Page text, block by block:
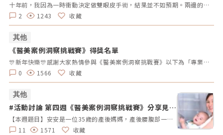
十年前，我因為一時衝動決定做雙眼皮手術，結果並不如預期。兩邊的效果不對稱，一邊提了眼肌，一邊沒有。當時醫生說割寬一點會比較好看，但十年過去了，腫脹雖然消了，可是眼皮開始下垂，又讓我動了重修的念頭。但每次想到重修的風險、可能的失敗，以及花費，我就遲遲不敢行動。尤其看到一些人分享重修失敗的經驗，真的讓人害怕。現在的我，既想改善，又擔心失敗後會更加自卑。我很好奇，有沒有其他人也曾經面臨過類似的困擾？是什麼讓你們猶豫不決？是風險、費用，還是其他原因？這樣的修改方式更為自然，邀請大家分享自己的經歷和想法，而不是直接要求他們回答特定的問題。這樣可以讓討論更為自由和友好。
2
1243 收藏
其他
《醫美案例洞察挑戰賽》得獎名單
🎊新年快樂🎊感謝大家熱情參與《醫美案例洞察挑戰賽》以下為「專業評論獎得獎名單」、「活躍參與獎得獎者」及 「推薦好友獲獎者」！獎項將於 02/10（一）前陸續發放，請得獎者耐心等待小編通知💌還沒加入醫美圈圈官方LINE的朋友，記得趕快加入哦💖「點我加入醫美圈圈官方LINE」📢未來我們將舉辦更多有趣的活動，請持續關注，和我們一起探索醫美新知，解鎖更多驚喜獎勵✨ 專業評論獎《7-11購物金50元》 第一週得獎者 第二週得獎者 第三週得獎者 第四週得獎者 五 Timmy Cai 仁者 秦先生 Alita patty Er Yu 昱慧 Jenny T 仁者 秦先生 Er Yu Er Yu Er Yu Jenny T 仁者 仁者 秦先生 Alita Alita 秦先生 fff 小玲 Benson fff Lynnn Iris H MK 五 Jenny T fff 軒軒 軒軒 Chaowei Lynnn Jenny T Lynnn Alita Kimiko 活躍參與獎得獎者《7-11購物金100元》 仁者 Er Yu 秦先生 Alita 小玲 Jenny T Lynnn fff 推薦好友得獎者 獲得獎勵 仁者 LINE Points 10 點數 軒軒 LINE Points 5 點數 Chaowei LINE Points 10 點數
0
1566 收藏
其他
#活動討論 第四週《醫美案例洞察挑戰賽》分享見解
拿好禮
【本週題目】安安是一位35歲的產後媽媽，產後腰腹部一直瘦不回去，她希望透過非侵入性的療程讓曲線回到產前的狀態。由於對疼痛較為敏感，她希望能選擇舒適度高的療程。請大家幫安安媽咪推薦適合的療程，幫助她輕鬆找回青春緊緻的身材線條。【本週活動時間】01 / 27（一）AM09:00 - 02 / 02（日） PM23:59【活動獎勵】 專業評論獎《7-11購物金50元》抽10名會員 推薦好友留言送《LINE Points 5點數》每人推薦好友上限2人【活動方式】 活動期間每週一AM09:00將在在討論區發布一個模擬的醫美案例。案例包含患者的需求、問題描述。會員需根據案例情境進行分析，並針對該案例提供建議或解決方案。可以提出不同的治療選項、分析治療結果，或者分享相關經驗。每位會員的回應需具體、實用。 官方將根據會員的回應品質來優先評選出「專業評論獎」，這些留言者將優先納入抽獎範圍，以提升其被抽中的機會。留言中若包含分析、建議或醫美知識等。 避免重複、抄襲回覆其他參與者，或發表與前後留言無關的內容。如「同意」、「好棒」等，將不計入抽獎資格。 當週活動的留言截止時間為每週日 23:59。經核對符合活動規範的留言後，將於2025 / 02 / 03（一）統一抽出每週 10 名幸運得主，並另在討論區公布得獎名單。 乙組會員帳號於當週活動僅限留言乙次。 會員連續4週參與《醫美案例洞察》活動者，將有額外抽「活躍參與獎」的機會，可獲得「7-11購物金100元」作為獎勵。【推薦好友留言送】 活動期間，推薦朋友至每週主題活動討論區留言，每成功推薦 1 人可額外獲得「LINE Points 5 點數」。每人最多可推薦 2 人，超過 2 人則無法再獲得額外獎勵。 若多人推薦同一位朋友，獎勵將優先發放給第一位完成回報資料並經核對無誤的推薦者，其他推薦者將不予發放獎勵。此外，若推薦的好友未參與留言，則該推薦視為無效，將不予發放獎勳。 推薦人需確認好友已完成留言，並於2025 / 02 / 02（日）23:59前加入「醫美圈圈官方LINE」，點選LINE圖文選單中的【推薦好友加入】填妥推薦好友問卷資料後提交。 若發現參加者有不當行為，包括使用假帳戶、重複推薦、內容不符合規定或其他影響活動公平性的行為，主辦方保留取消參與資格及不發放獎勵的權利。 所有推薦資料需於2025 / 02 / 02（日）23:59前提交，逾期將視為放棄獎勵資格。 所有推薦資料提交後，官方將進行核對與統計，核對無誤者，「LINE Points 5點數」統一於2025/02/10（一）23:59前陸續發放完畢。如因資料填寫錯誤或未在指定時間內提交而無法核對，恕不補發。<<<點我看更多活動詳情>>
11
1571 收藏